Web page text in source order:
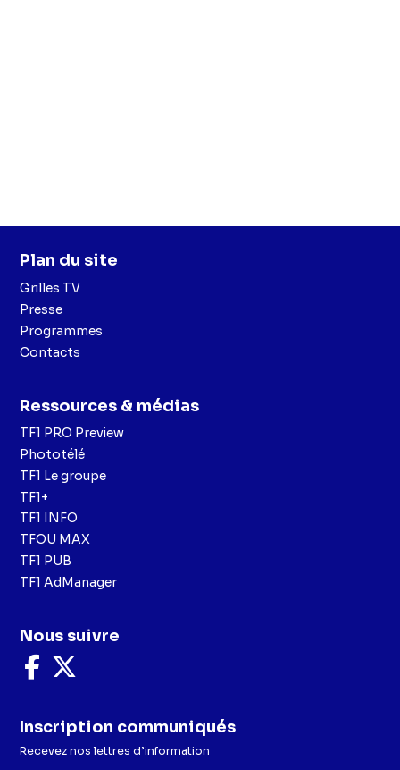
Plan du site
Grilles TV
Presse
Programmes
Contacts
Ressources & médias
TF1 PRO Preview
Phototélé
TF1 Le groupe
TF1+
TF1 INFO
TFOU MAX
TF1 PUB
TF1 AdManager
Nous suivre
Nous
suivre
Facebook
X
Inscription communiqués
Recevez nos lettres d’information